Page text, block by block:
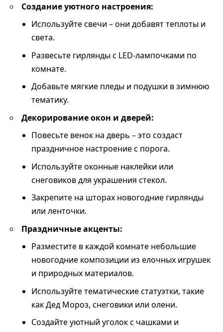
Создание уютного настроения:
Используйте свечи – они добавят теплоты и
света.
Развесьте гирлянды с LED-лампочками по
комнате.
Добавьте мягкие пледы и подушки в зимнюю
тематику.
Декорирование окон и дверей:
Повесьте венок на дверь – это создаст
праздничное настроение с порога.
Используйте оконные наклейки или
снеговиков для украшения стекол.
Закрепите на шторах новогодние гирлянды
или ленточки.
Праздничные акценты:
Разместите в каждой комнате небольшие
новогодние композиции из елочных игрушек
и природных материалов.
Используйте тематические статуэтки, такие
как Дед Мороз, снеговики или олени.
Создайте уютный уголок с чашками и